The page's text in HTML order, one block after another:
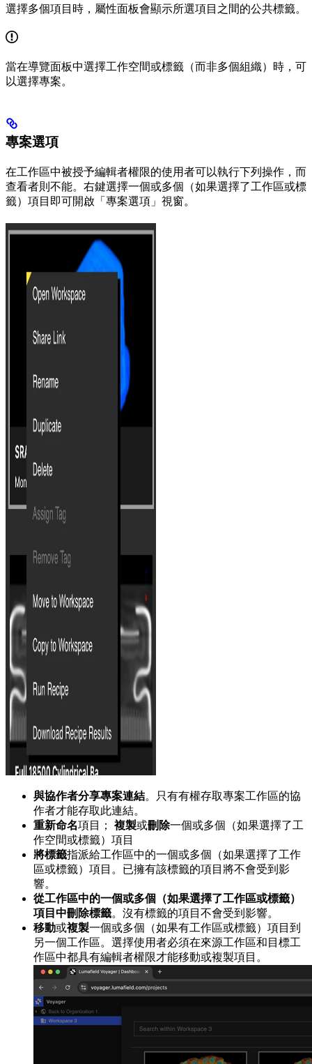
選擇多個項目時，屬性面板會顯示所選項目之間的公共標籤。
當在導覽面板中選擇工作空間或標籤（而非多個組織）時，可
以選擇專案。
專案選項
在工作區中被授予編輯者權限的使用者可以執行下列操作，而
查看者則不能。右鍵選擇一個或多個（如果選擇了工作區或標
籤）項目即可開啟「專案選項」視窗。
與協作者分享專案連結。只有有權存取專案工作區的協
作者才能存取此連結。
重新命名項目； 複製或刪除一個或多個（如果選擇了工
作空間或標籤）項目
將標籤指派給工作區中的一個或多個（如果選擇了工作
區或標籤）項目。已擁有該標籤的項目將不會受到影
響。
從工作區中的一個或多個（如果選擇了工作區或標籤）
項目中刪除標籤。沒有標籤的項目不會受到影響。
移動或複製一個或多個（如果有工作區或標籤）項目到
另一個工作區。選擇使用者必須在來源工作區和目標工
作區中都具有編輯者權限才能移動或複製項目。